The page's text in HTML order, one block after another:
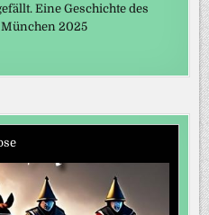
Eine Geschichte des
München 2025